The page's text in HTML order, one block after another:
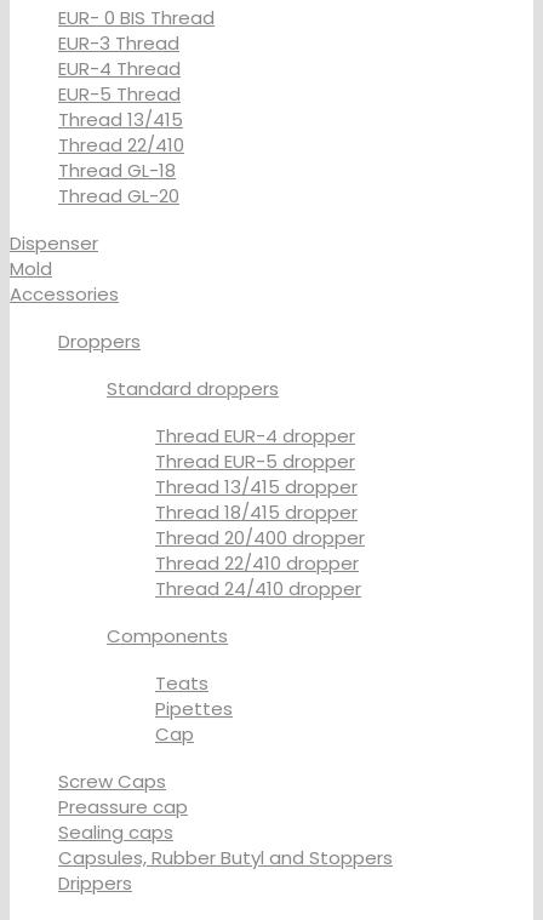
EUR- 0 BIS Thread
EUR-3 Thread
EUR-4 Thread
EUR-5 Thread
Thread 13/415
Thread 22/410
Thread GL-18
Thread GL-20
Dispenser
Mold
Accessories
Droppers
Standard droppers
Thread EUR-4 dropper
Thread EUR-5 dropper
Thread 13/415 dropper
Thread 18/415 dropper
Thread 20/400 dropper
Thread 22/410 dropper
Thread 24/410 dropper
Components
Teats
Pipettes
Cap
Screw Caps
Preassure cap
Sealing caps
Capsules, Rubber Butyl and Stoppers
Drippers